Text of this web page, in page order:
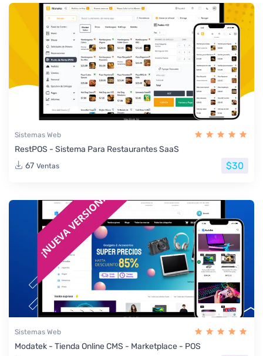
Sistemas Web
RestPOS - Sistema Para Restaurantes SaaS
67 Ventas $30
Sistemas Web
Modatek - Tienda Online CMS - Marketplace - POS